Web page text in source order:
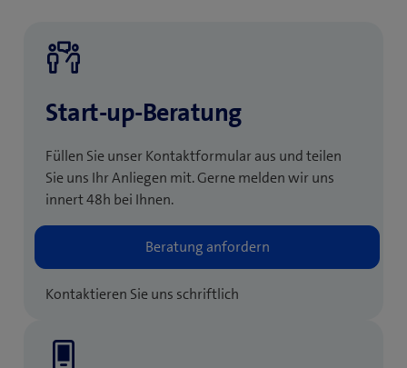
Start-up-Beratung
Füllen Sie unser Kontaktformular aus und teilen
Sie uns Ihr Anliegen mit. Gerne melden wir uns
innert 48h bei Ihnen.
Kontaktieren Sie uns schriftlich